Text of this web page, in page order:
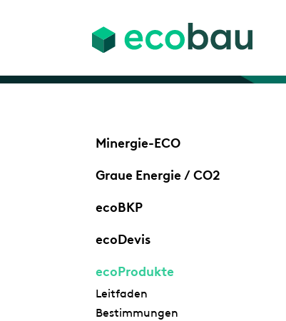
Minergie-ECO
Graue Energie / CO2
ecoBKP
ecoDevis
ecoProdukte
Leitfaden
Bestimmungen